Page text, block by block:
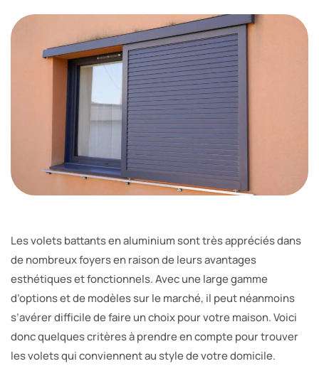
Les volets battants en aluminium sont très appréciés dans
de nombreux foyers en raison de leurs avantages
esthétiques et fonctionnels. Avec une large gamme
d’options et de modèles sur le marché, il peut néanmoins
s’avérer difficile de faire un choix pour votre maison. Voici
donc quelques critères à prendre en compte pour trouver
les volets qui conviennent au style de votre domicile.